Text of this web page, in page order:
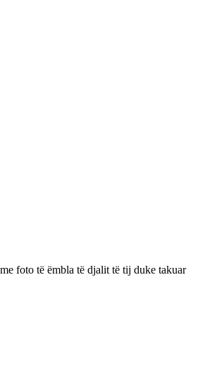
foto të ëmbla të djalit të tij duke takuar